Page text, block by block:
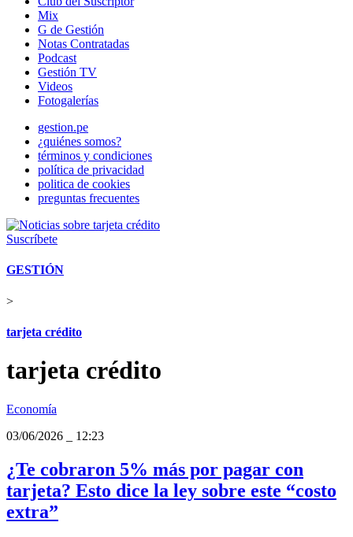
Mix
G de Gestión
Notas Contratadas
Podcast
Gestión TV
Videos
Fotogalerías
gestion.pe
¿quiénes somos?
términos y condiciones
política de privacidad
politica de cookies
preguntas frecuentes
Suscríbete
GESTIÓN
>
tarjeta crédito
tarjeta crédito
Economía
03/06/2026
12:23
¿Te cobraron 5% más por pagar con
tarjeta? Esto dice la ley sobre este “costo
extra”